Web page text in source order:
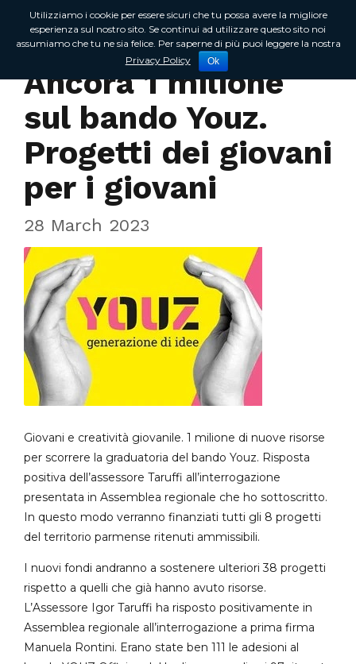
In Regione
Ancora 1 milione
sul bando Youz.
Progetti dei giovani
per i giovani
28 March 2023
Giovani e creatività giovanile. 1 milione di nuove risorse
per scorrere la graduatoria del bando Youz. Risposta
positiva dell’assessore Taruffi all’interrogazione
presentata in Assemblea regionale che ho sottoscritto.
In questo modo verranno finanziati tutti gli 8 progetti
del territorio parmense ritenuti ammissibili.
I nuovi fondi andranno a sostenere ulteriori 38 progetti
rispetto a quelli che già hanno avuto risorse.
L’Assessore Igor Taruffi ha risposto positivamente in
Assemblea regionale all’interrogazione a prima firma
Manuela Rontini. Erano state ben 111 le adesioni al
Utilizziamo i cookie per essere sicuri che tu possa avere la migliore
esperienza sul nostro sito. Se continui ad utilizzare questo sito noi
assumiamo che tu ne sia felice. Per saperne di più puoi leggere la nostra
Privacy Policy
Ok